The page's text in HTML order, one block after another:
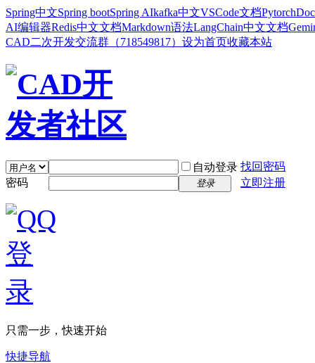
Spring中文Spring bootSpring AIkafka中文VSCode文档Pytorch
AI编辑器Redis中文文档Markdown语法LangChain中文文档
CAD二次开发交流群（718549817） 设为首页收藏本站
自动登录 找回密码
密码
登录 立即注册
只需一步，快速开始
快捷导航